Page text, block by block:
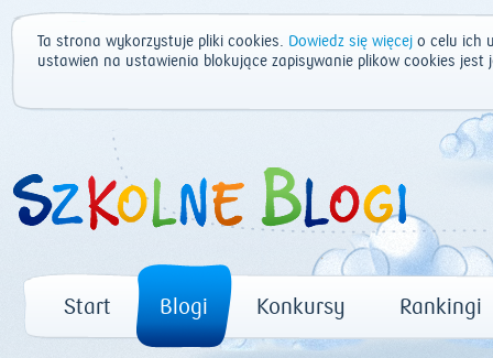
Ta strona wykorzystuje pliki cookies. Dowiedz się więcej o celu ich
ustawień na ustawienia blokujące zapisywanie plików cookies
Start Blogi Konkursy Rankingi